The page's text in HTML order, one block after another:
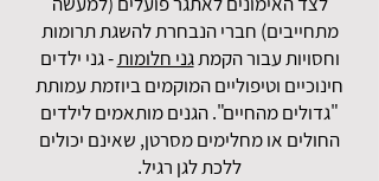
מתחייבים) חברי הנבחרת להשגת תרומות
וחסויות עבור הקמתגני חלומות- גני ילדים
חינוכיים וטיפוליים המוקמים ביוזמת עמותת
"גדולים מהחיים". הגנים מותאמים לילדים
החולים או מחלימים מסרטן, שאינם יכולים
ללכת לגן רגיל.